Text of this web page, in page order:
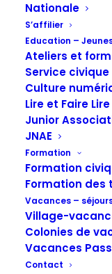
Nationale
S’affilier
Education –
Ateliers et
Service civique
Culture
Lire et Faire Lire
Junior
JNAE
Formation
Formation
Formation des
Vacances –
Village-
Colonies de
Vacances
Contact
Nos Idées
La Ligue de
citoyennes et
comprendre
contribuer à
société, pour
Europe
et
dans le
planète.